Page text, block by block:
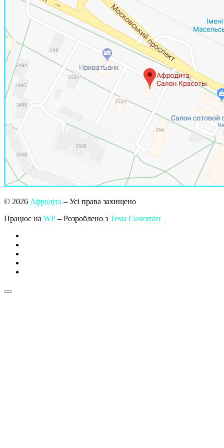
© 2026 Афродіта – Усі права захищено
Працює на WP – Розроблено з Тема Customizr